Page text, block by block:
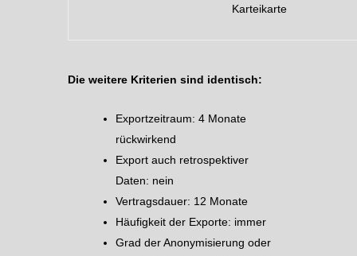
Karteikarte
Die weitere Kriterien sind identisch:
Exportzeitraum: 4 Monate
rückwirkend
Export auch retrospektiver
Daten: nein
Vertragsdauer: 12 Monate
Häufigkeit der Exporte: immer
Grad der Anonymisierung oder